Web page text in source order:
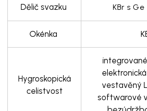
Dělič svazku KBr s
Okénka
Hygroskopická
celistvost
vestavěný
softwarové